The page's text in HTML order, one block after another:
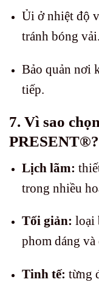
Ủi ở nhiệt độ
tránh bóng vải.
Bảo quản nơi
tiếp.
7. Vì sao
PRESENT®?
Lịch lãm:
trong nhiều
Tối giản: loại
phom dáng và
Tinh tế: từng